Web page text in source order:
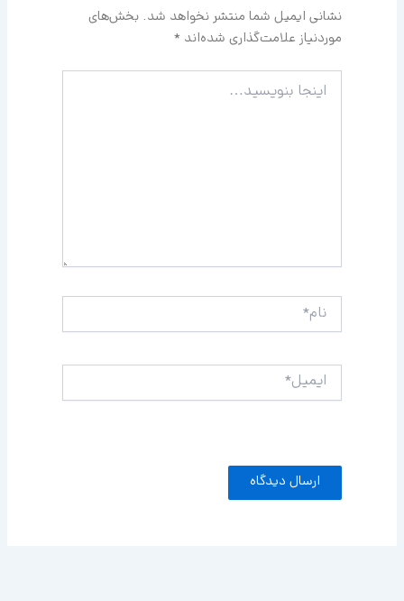
نشانی ایمیل شما منتشر نخواهد شد. بخش‌های
موردنیاز علامت‌گذاری شده‌اند *
بنویسید…
ایمیل*